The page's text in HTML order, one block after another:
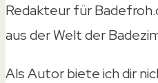
Redakteur für
aus der Welt der
Als Autor biete ich dir